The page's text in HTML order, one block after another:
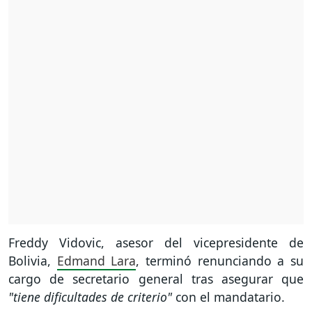
Freddy Vidovic, asesor del vicepresidente de
Bolivia, Edmand Lara, terminó renunciando a su
cargo de secretario general tras asegurar que
"tiene dificultades de criterio"con el mandatario.